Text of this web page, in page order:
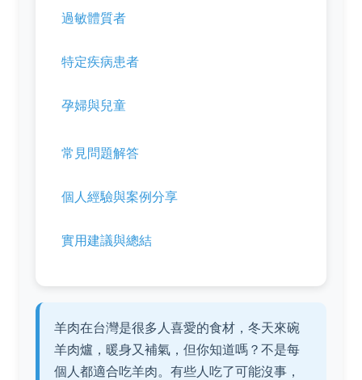
過敏體質者
特定疾病患者
孕婦與兒童
常見問題解答
個人經驗與案例分享
實用建議與總結
羊肉在台灣是很多人喜愛的食材，冬天來碗
羊肉爐，暖身又補氣，但你知道嗎？不是每
個人都適合吃羊肉。有些人吃了可能沒事，